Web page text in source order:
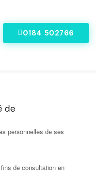
0184 502766
de
personnelles de ses
de consultation en